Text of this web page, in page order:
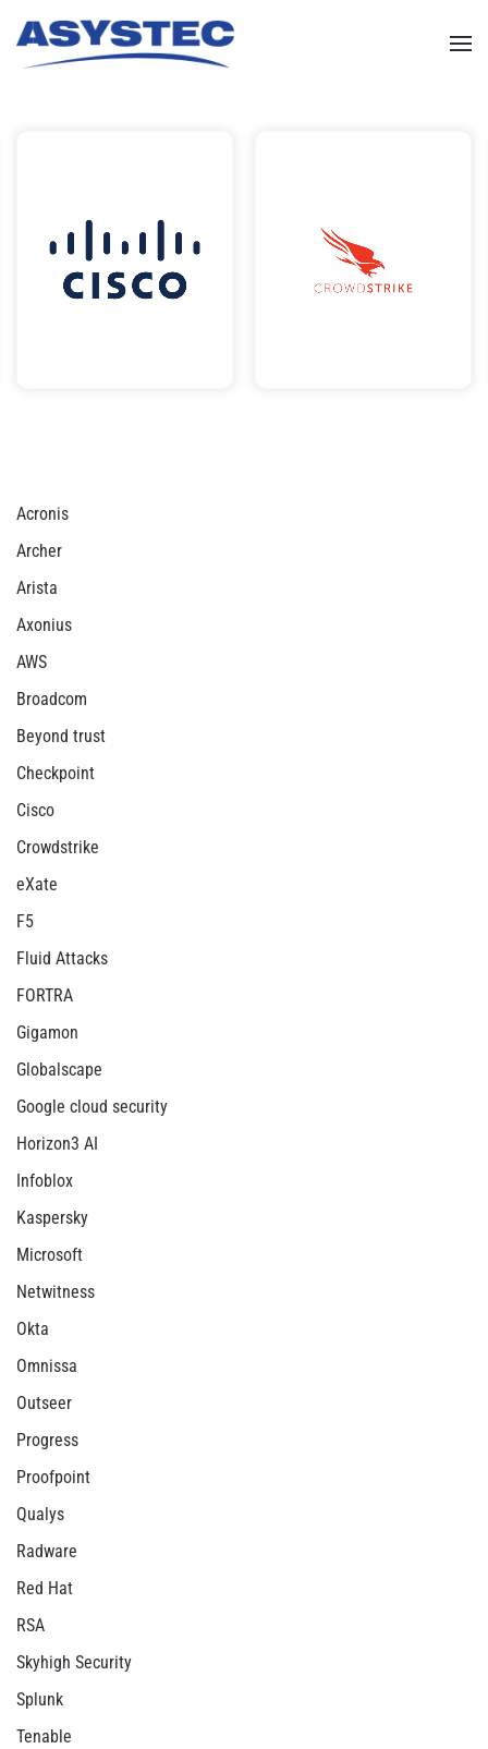
Skip to main content
Acronis
Archer
Arista
Axonius
AWS
Broadcom
Beyond trust
Checkpoint
Cisco
Crowdstrike
eXate
F5
Fluid Attacks
FORTRA
Gigamon
Globalscape
Google cloud security
Horizon3 AI
Infoblox
Kaspersky
Microsoft
Netwitness
Okta
Omnissa
Outseer
Progress
Proofpoint
Qualys
Radware
Red Hat
RSA
Skyhigh Security
Splunk
Tenable